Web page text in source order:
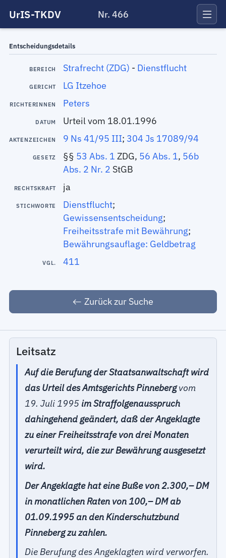
UrIS-TKDV Nr. 466
Entscheidungsdetails
BEREICH Strafrecht (ZDG) - Dienstflucht
GERICHT LG Itzehoe
RICHTERINNEN Peters
DATUM Urteil vom 18.01.1996
AKTENZEICHEN 9 Ns 41/95 III; 304 Js 17089/94
GESETZ §§ 53 Abs. 1 ZDG, 56 Abs. 1, 56b
Abs. 2 Nr. 2 StGB
RECHTSKRAFT ja
STICHWORTE Dienstflucht;
Gewissensentscheidung;
Freiheitsstrafe mit Bewährung;
Bewährungsauflage: Geldbetrag
VGL. 411
Zurück zur Suche
Leitsatz
Auf die Berufung der Staatsanwaltschaft wird
das Urteil des Amtsgerichts Pinnebergvom
19. Juli 1995 im Straffolgenausspruch
dahingehend geändert, daß der Angeklagte
zu einer Freiheitsstrafe von drei Monaten
verurteilt wird, die zur Bewährung ausgesetzt
wird.
Der Angeklagte hat eine Buße von 2.300,– DM
in monatlichen Raten von 100,– DM ab
01.09.1995 an den Kinderschutzbund
Pinneberg zu zahlen.
Die Berufung des Angeklagten wird verworfen.